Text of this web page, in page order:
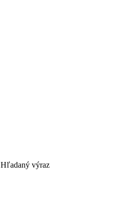
Hľadaný výraz